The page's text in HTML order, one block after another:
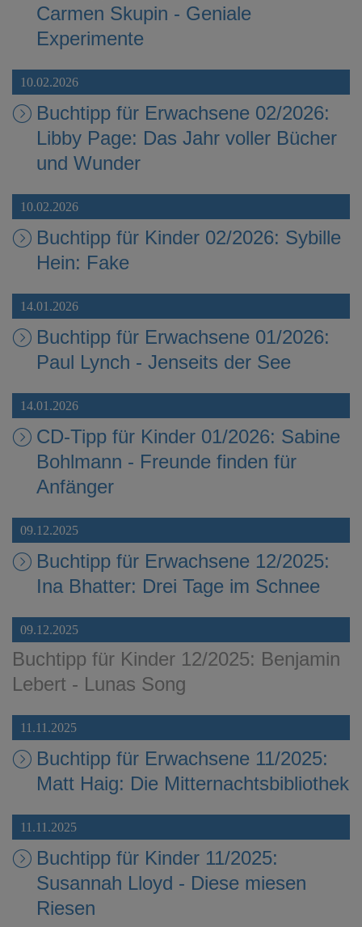
Carmen Skupin - Geniale
Experimente
10.02.2026
Buchtipp für Erwachsene 02/2026:
Libby Page: Das Jahr voller Bücher
und Wunder
10.02.2026
Buchtipp für Kinder 02/2026: Sybille
Hein: Fake
14.01.2026
Buchtipp für Erwachsene 01/2026:
Paul Lynch - Jenseits der See
14.01.2026
CD-Tipp für Kinder 01/2026: Sabine
Bohlmann - Freunde finden für
Anfänger
09.12.2025
Buchtipp für Erwachsene 12/2025:
Ina Bhatter: Drei Tage im Schnee
09.12.2025
Buchtipp für Kinder 12/2025: Benjamin
Lebert - Lunas Song
11.11.2025
Buchtipp für Erwachsene 11/2025:
Matt Haig: Die Mitternachtsbibliothek
11.11.2025
Buchtipp für Kinder 11/2025:
Susannah Lloyd - Diese miesen
Riesen